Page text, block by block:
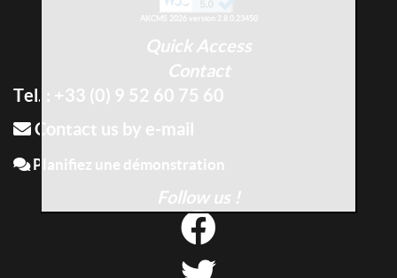
AKCMS 2026 version 2.8.0.23450
Quick Access
Contact
Tel. : +33 (0) 9 52 60 75 60
Contact us by e-mail
Planifiez une démonstration
Follow us !